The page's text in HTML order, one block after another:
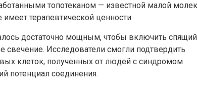
топотеканом — известной малой
терапевтической ценности.
достаточно мощным, чтобы включить
Исследователи смогли подтвердить
клеток, полученных от людей с синдромом
потенциал соединения.